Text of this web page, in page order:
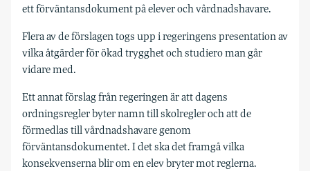
ett förväntansdokument på elever och vårdnadshavare.
Flera av de förslagen togs upp i regeringens presentation av
vilka åtgärder för ökad trygghet och studiero man går
vidare med.
Ett annat förslag från regeringen är att dagens
ordningsregler byter namn till skolregler och att de
förmedlas till vårdnadshavare genom
förväntansdokumentet. I det ska det framgå vilka
konsekvenserna blir om en elev bryter mot reglerna.